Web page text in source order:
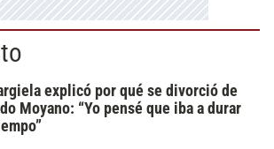
explicó por qué se divorció de
Moyano: “Yo pensé que iba a durar